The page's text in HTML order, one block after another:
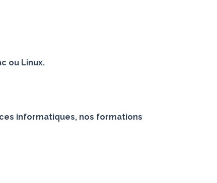
ou Linux.
informatiques, nos formations